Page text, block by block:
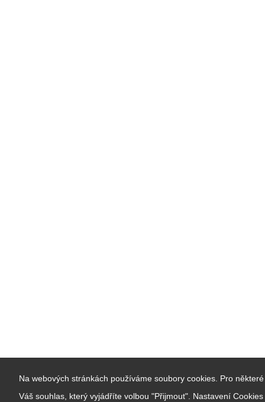
Na webových stránkách používáme soubory cookies. Pro
Váš souhlas, který vyjádříte volbou "Přijmout". Nastavení